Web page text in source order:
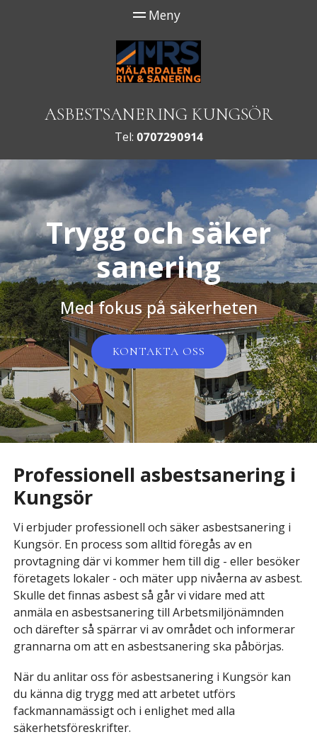
ASBESTSANERING KUNGSÖR
Tel: 0707290914
Trygg och säker
sanering
Med fokus på säkerheten
KONTAKTA OSS
Professionell asbestsanering i
Kungsör
Vi erbjuder professionell och säker asbestsanering i
Kungsör. En process som alltid föregås av en
provtagning där vi kommer hem till dig - eller besöker
företagets lokaler - och mäter upp nivåerna av asbest.
Skulle det finnas asbest så går vi vidare med att
anmäla en asbestsanering till Arbetsmiljönämnden
och därefter så spärrar vi av området och informerar
grannarna om att en asbestsanering ska påbörjas.
När du anlitar oss för asbestsanering i Kungsör kan
du känna dig trygg med att arbetet utförs
fackmannamässigt och i enlighet med alla
säkerhetsföreskrifter.